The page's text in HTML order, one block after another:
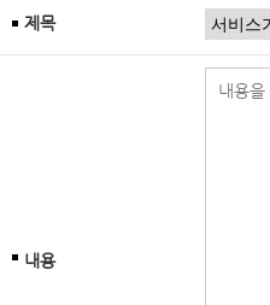
제목
내용